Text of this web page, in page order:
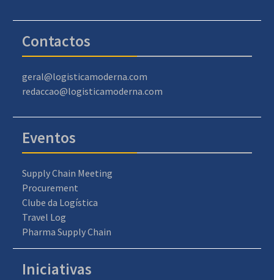
Contactos
geral@logisticamoderna.com
redaccao@logisticamoderna.com
Eventos
Supply Chain Meeting
Procurement
Clube da Logística
Travel Log
Pharma Supply Chain
Iniciativas